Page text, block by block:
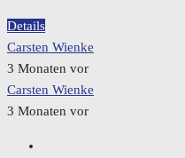
Details
Carsten Wienke
3 Monaten vor
Carsten Wienke
3 Monaten vor